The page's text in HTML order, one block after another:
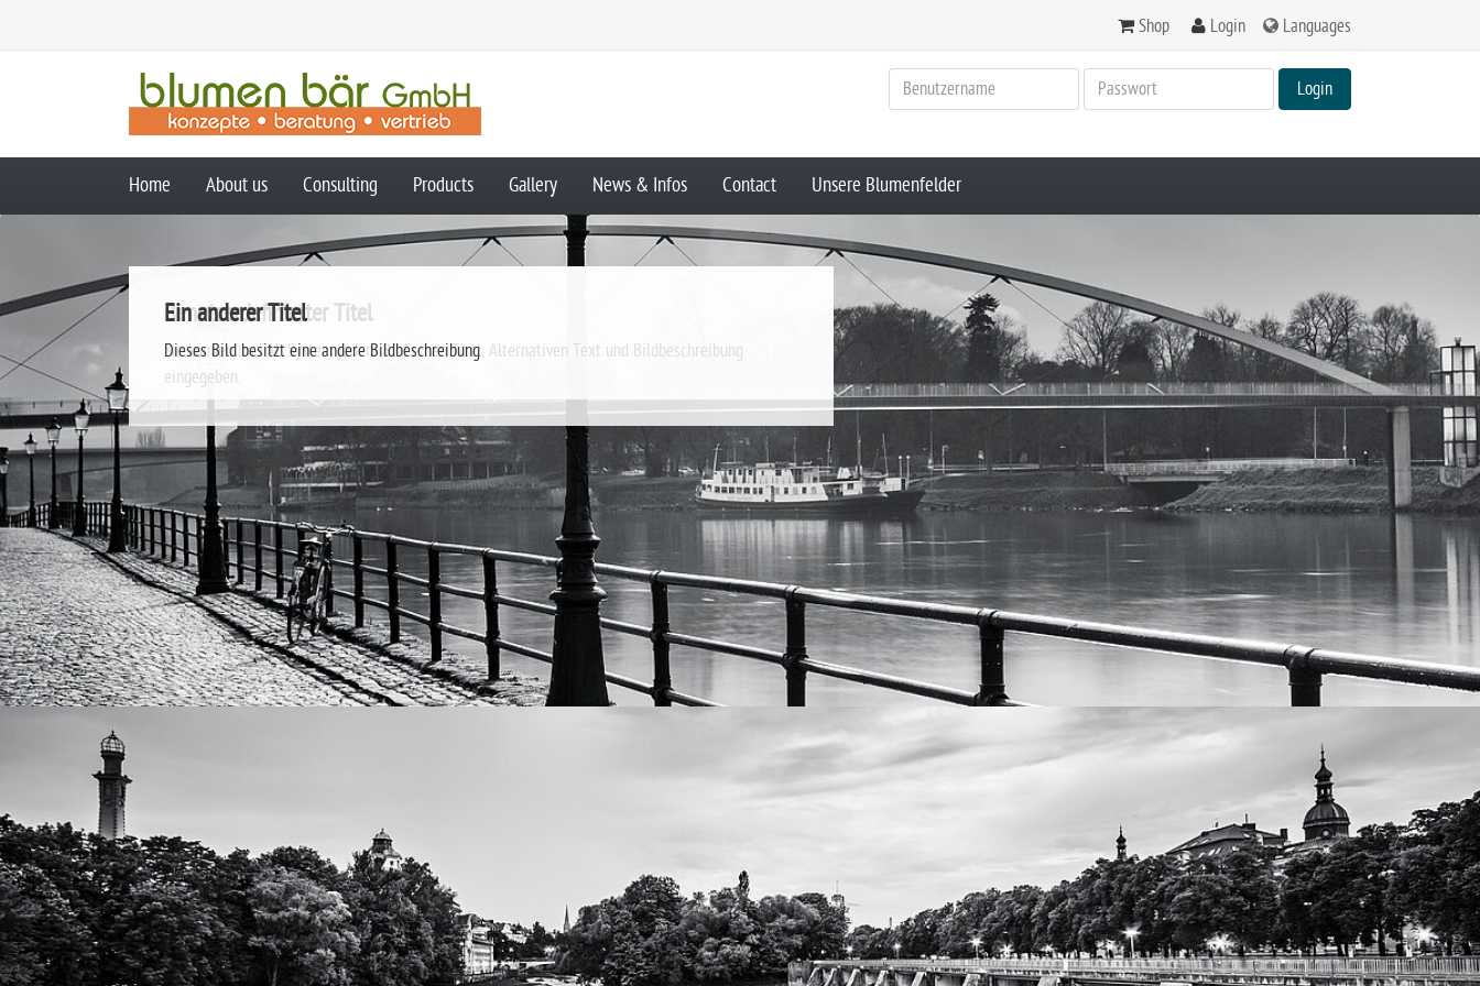
Languages
Shop Login
Home About us Consulting Products Gallery News & Infos Contact Unsere Blumenfelder
Benutzerdefinierter Titel
Sie können im FAL System jedem Bild einen Titel, Alternativen Text und Bildbeschreibung
eingegeben.
Ein anderer Titel
Dieses Bild besitzt eine andere Bildbeschreibung